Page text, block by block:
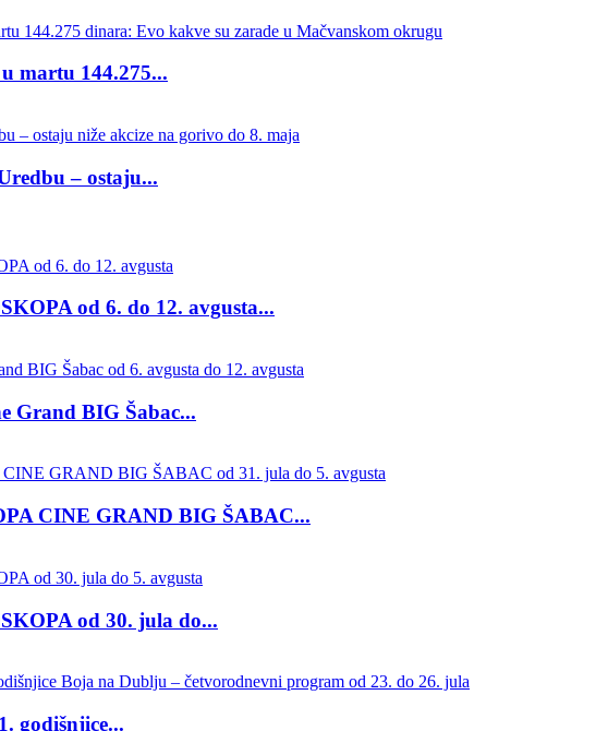
martu 144.275...
– ostaju...
od 6. do 12. avgusta...
Grand BIG Šabac...
CINE GRAND BIG ŠABAC...
od 30. jula do...
godišnjice...